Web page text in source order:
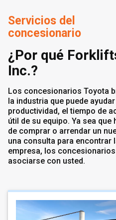
Servicios del
concesionario
¿Por qué
Inc.?
Los concesionarios Toyota
la industria que puede
productividad, el tiempo de
útil de su equipo. Ya sea
de comprar o arrendar un
una consulta para encontrar
empresa, los
asociarse con usted.